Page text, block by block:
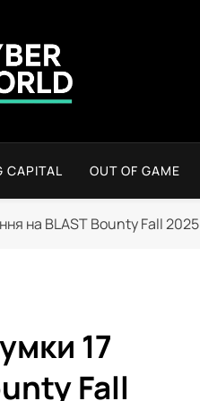
CAPITAL OUT OF GAME
на BLAST Bounty Fall 2025
17
Fall